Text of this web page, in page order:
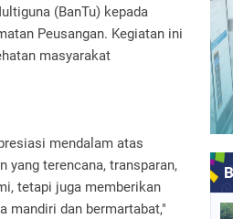
(BanTu) kepada
Peusangan. Kegiatan ini
masyarakat
mendalam atas
yang terencana, transparan,
tetapi juga memberikan
mandiri dan bermartabat,"